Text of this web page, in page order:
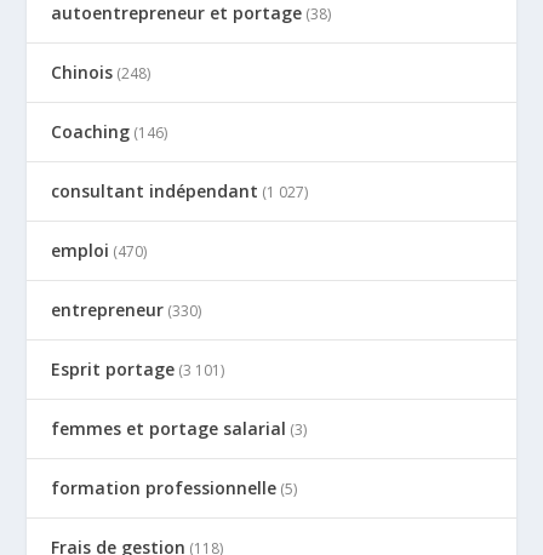
autoentrepreneur et portage (38)
Chinois (248)
Coaching (146)
consultant indépendant (1 027)
emploi (470)
entrepreneur (330)
Esprit portage (3 101)
femmes et portage salarial (3)
formation professionnelle (5)
Frais de gestion (118)